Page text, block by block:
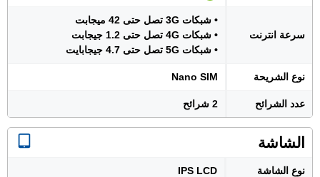
سرعة انترنت
• شبكات 3G تصل حتى 42 ميجابت
• شبكات 4G تصل حتى 1.2 جيجابت
• شبكات 5G تصل حتى 4.7 جيجابايت
نوع الشريحة Nano SIM
عدد الشرائح 2 شرائح
الشاشة
نوع الشاشة IPS LCD